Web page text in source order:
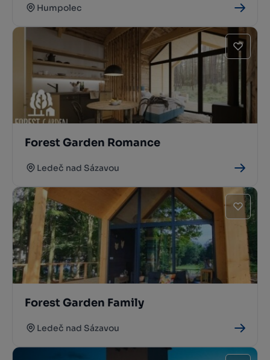
Humpolec
Forest Garden Romance
Ledeč nad Sázavou
Forest Garden Family
Ledeč nad Sázavou